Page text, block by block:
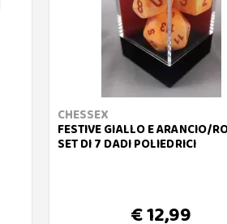
CHESSEX
FESTIVE GIALLO E ARANCIO/
SET DI 7 DADI POLIEDRICI
€ 12,99